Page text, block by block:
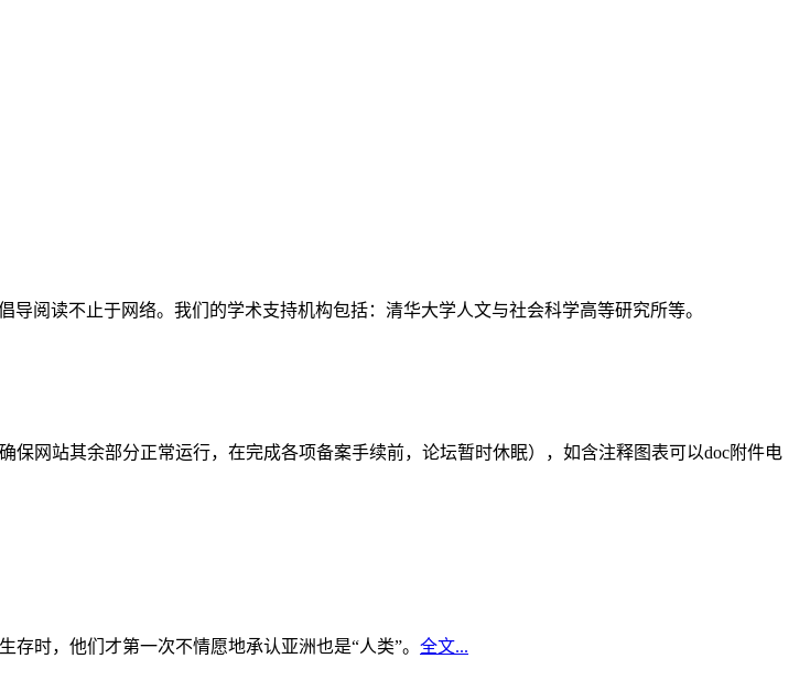
阅读不止于网络。我们的学术支持机构包括：清华大学人文与社会科学高等研究所等。
保网站其余部分正常运行，在完成各项备案手续前，论坛暂时休眠），如含注释图表可以doc附件电
时，他们才第一次不情愿地承认亚洲也是“人类”。 全文...